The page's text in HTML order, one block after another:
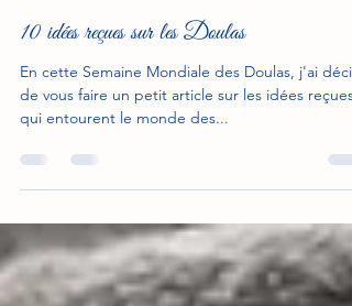
31 déc. 2021
5 min de lecture
10 idées reçues sur les Doulas
En cette Semaine Mondiale des Doulas, j'ai
qui entourent le monde des...